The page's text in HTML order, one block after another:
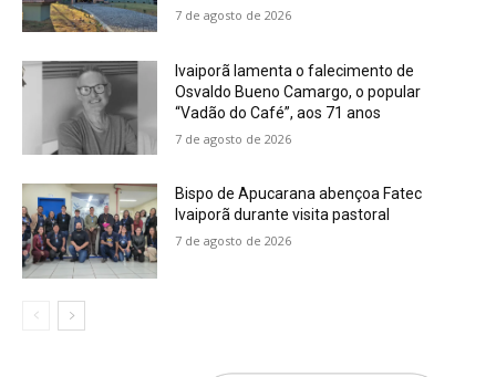
7 de agosto de 2026
Ivaiporã lamenta o falecimento de
Osvaldo Bueno Camargo, o popular
“Vadão do Café”, aos 71 anos
7 de agosto de 2026
Bispo de Apucarana abençoa Fatec
Ivaiporã durante visita pastoral
7 de agosto de 2026